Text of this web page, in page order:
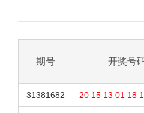
期号 开奖号
31381682 20 15 13 01 18